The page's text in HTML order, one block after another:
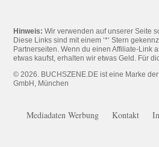
Hinweis: Wir verwenden auf unserer Seite
Diese Links sind mit einem ‘*‘ Stern
Partnerseiten. Wenn du einen Affiliate-Link
etwas kaufst, erhalten wir etwas Geld. Für
© 2026. BUCHSZENE.DE ist eine Marke
GmbH, München
Mediadaten Werbung Kontakt